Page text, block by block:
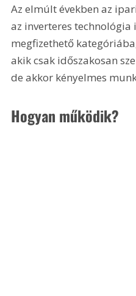
Az elmúlt években az
az inverteres technológia
megfizethető
akik csak időszakosan
de akkor kényelmes
Hogyan működik?